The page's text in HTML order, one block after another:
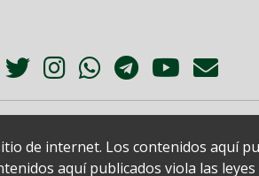
de internet. Los contenidos aquí
aquí publicados viola las